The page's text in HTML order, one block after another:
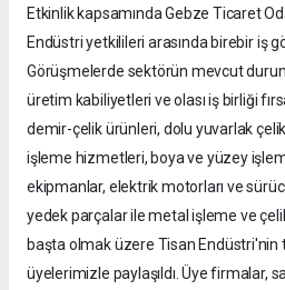
Etkinlik kapsamında Gebze Ticaret
Endüstri yetkilileri arasında birebir iş
Görüşmelerde sektörün mevcut
üretim kabiliyetleri ve olası iş birliği
demir-çelik ürünleri, dolu yuvarlak
işleme hizmetleri, boya ve yüzey
ekipmanlar, elektrik motorları ve
yedek parçalar ile metal işleme ve
başta olmak üzere Tisan Endüstri'nin
üyelerimizle paylaşıldı. Üye firmalar,